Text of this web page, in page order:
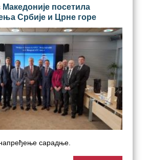
Македоније посетила
Србије и Црне горе
сарадње.